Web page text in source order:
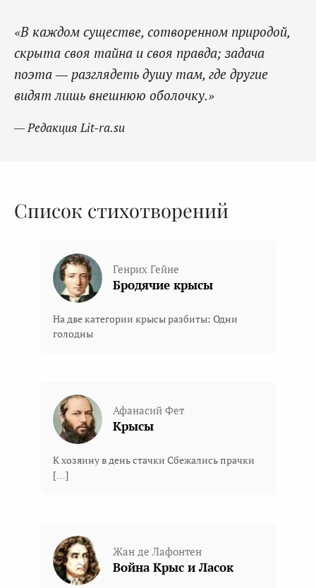
«В каждом существе, сотворенном природой,
скрыта своя тайна и своя правда; задача
поэта — разглядеть душу там, где другие
видят лишь внешнюю оболочку.»
— Редакция Lit-ra.su
Список стихотворений
Генрих Гейне
Бродячие крысы
На две категории крысы разбиты: Одни
голодны
Афанасий Фет
Крысы
К хозяину в день стачки Сбежались прачки
[…]
Жан де Лафонтен
Война Крыс и Ласок